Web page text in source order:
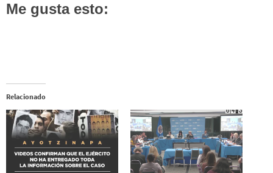
Me gusta esto:
Relacionado